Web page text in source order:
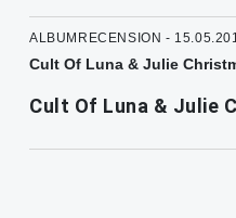
ALBUMRECENSION -
Cult Of Luna & Julie
Cult Of Luna & Julie